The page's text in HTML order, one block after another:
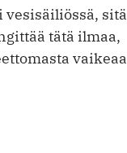
sitä
tätä ilmaa,
vaikeaa